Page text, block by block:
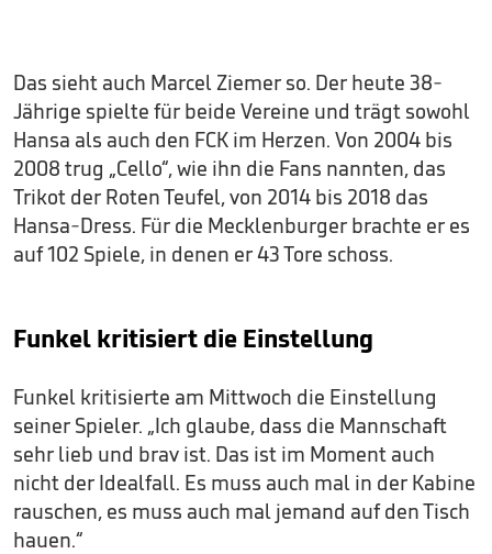
Das sieht auch Marcel Ziemer so. Der heute 38-
Jährige spielte für beide Vereine und trägt sowohl
Hansa als auch den FCK im Herzen. Von 2004 bis
2008 trug „Cello“, wie ihn die Fans nannten, das
Trikot der Roten Teufel, von 2014 bis 2018 das
Hansa-Dress. Für die Mecklenburger brachte er es
auf 102 Spiele, in denen er 43 Tore schoss.
Funkel kritisiert die Einstellung
Funkel kritisierte am Mittwoch die Einstellung
seiner Spieler. „Ich glaube, dass die Mannschaft
sehr lieb und brav ist. Das ist im Moment auch
nicht der Idealfall. Es muss auch mal in der Kabine
rauschen, es muss auch mal jemand auf den Tisch
hauen.“